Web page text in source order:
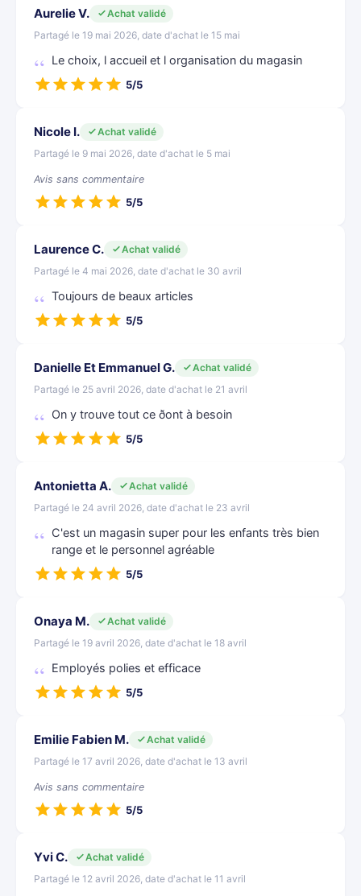
Aurelie V.
Achat validé
Partagé le 19 mai 2026, date d'achat le 15 mai
Le choix, l accueil et l organisation du magasin
5/5
Nicole I.
Achat validé
Partagé le 9 mai 2026, date d'achat le 5 mai
Avis sans commentaire
5/5
Laurence C.
Achat validé
Partagé le 4 mai 2026, date d'achat le 30 avril
Toujours de beaux articles
5/5
Danielle Et Emmanuel G.
Achat validé
Partagé le 25 avril 2026, date d'achat le 21 avril
On y trouve tout ce ðont à besoin
5/5
Antonietta A.
Achat validé
Partagé le 24 avril 2026, date d'achat le 23 avril
C'est un magasin super pour les enfants très bien
range et le personnel agréable
5/5
Onaya M.
Achat validé
Partagé le 19 avril 2026, date d'achat le 18 avril
Employés polies et efficace
5/5
Emilie Fabien M.
Achat validé
Partagé le 17 avril 2026, date d'achat le 13 avril
Avis sans commentaire
5/5
Yvi C.
Achat validé
Partagé le 12 avril 2026, date d'achat le 11 avril